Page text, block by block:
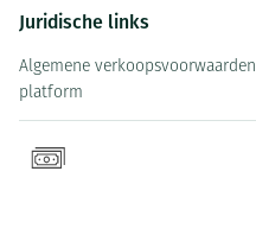
Juridische links
Algemene verkoopsvoorwaarden
platform